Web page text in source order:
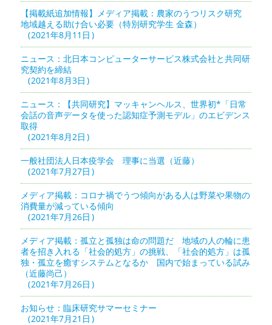
【掲載紙追加情報】メディア掲載：農家のうつリスク研究
地域越える助け合い必要（特別研究学生 金森）
2021年8月11日
ニュース：北日本コンピューターサービス株式会社と共同研
究契約を締結
2021年8月3日
ニュース：【共同研究】マッキャンヘルス、世界初*「日常
会話の音声データを使った認知症予測モデル」のエビデンス
取得
2021年8月2日
一般社団法人日本疫学会 理事に当選（近藤）
2021年7月27日
メディア掲載：コロナ禍でうつ傾向がある人は野菜や果物の
消費量が減っている傾向
2021年7月26日
メディア掲載：孤立と孤独は命の問題だ 地域の人の輪に患
者を招き入れる「社会的処方」の挑戦、「社会的処方」は孤
独・孤立を癒すシステムとなるか 国内で始まっている試み
（近藤尚己）
2021年7月26日
お知らせ：臨床研究サマーセミナー
2021年7月21日